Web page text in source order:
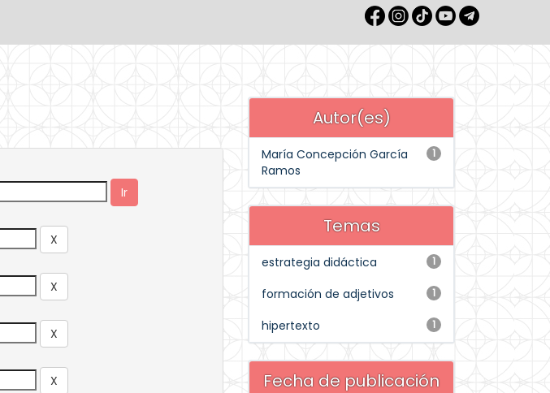
Autor(es)
1
María Concepción García
Ramos
Temas
1
estrategia didáctica
1
formación de adjetivos
1
hipertexto
Fecha de publicación